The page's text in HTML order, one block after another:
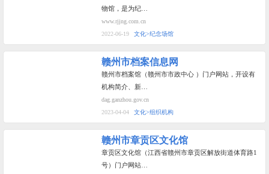
物馆，是为纪…
www.rjjng.com.cn
2022-06-19
文化>纪念场馆
赣州市档案信息网
赣州市档案馆（赣州市市政中心 ）门户网站，开设有
机构简介、新…
dag.ganzhou.gov.cn
2023-04-04
文化>组织机构
赣州市章贡区文化馆
章贡区文化馆（江西省赣州市章贡区解放街道体育路1
号）门户网站…